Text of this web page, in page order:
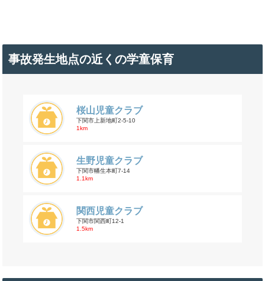
事故発生地点の近くの学童保育
桜山児童クラブ
下関市上新地町2-5-10
1km
生野児童クラブ
下関市幡生本町7-14
1.1km
関西児童クラブ
下関市関西町12-1
1.5km